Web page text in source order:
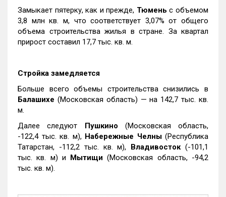
Замыкает пятерку, как и прежде, Тюмень с объемом
3,8 млн кв. м, что соответствует 3,07% от общего
объема строительства жилья в стране. За квартал
прирост составил 17,7 тыс. кв. м.
Стройка замедляется
Больше всего объемы строительства снизились в
Балашихе (Московская область) — на 142,7 тыс. кв.
м.
Далее следуют Пушкино (Московская область,
-122,4 тыс. кв. м), Набережные Челны(Республика
Татарстан, -112,2 тыс. кв. м), Владивосток(-101,1
тыс. кв. м) и Мытищи (Московская область, -94,2
тыс. кв. м).